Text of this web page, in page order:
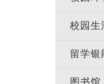
校园生
留学银
图书馆